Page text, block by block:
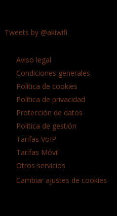
Tweets by @akiwifi
Aviso legal
Condiciones generales
Política de cookies
Política de privacidad
Protección de datos
Política de gestión
Tarifas VoIP
Tarifas Móvil
Otros servicios
Cambiar ajustes de cookies